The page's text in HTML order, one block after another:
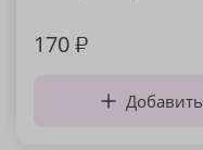
170₽
Добавить